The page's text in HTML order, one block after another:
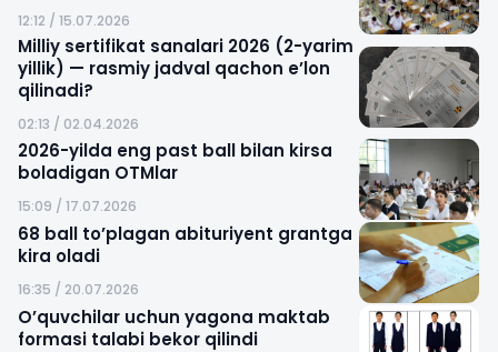
12:12 / 15.07.2026
Milliy sertifikat sanalari 2026 (2-yarim
yillik) — rasmiy jadval qachon e’lon
qilinadi?
02:13 / 02.04.2026
2026-yilda eng past ball bilan kirsa
boladigan OTMlar
15:09 / 17.07.2026
68 ball to’plagan abituriyent grantga
kira oladi
16:35 / 20.07.2026
O’quvchilar uchun yagona maktab
formasi talabi bekor qilindi